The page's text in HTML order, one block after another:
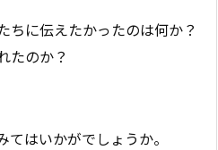
ちに伝えたかったのは何か？
たのか？
はいかがでしょうか。